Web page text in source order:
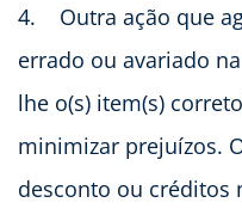
4. Outra ação que
errado ou avariado
lhe o(s) item(s)
minimizar prejuízos.
desconto ou créditos